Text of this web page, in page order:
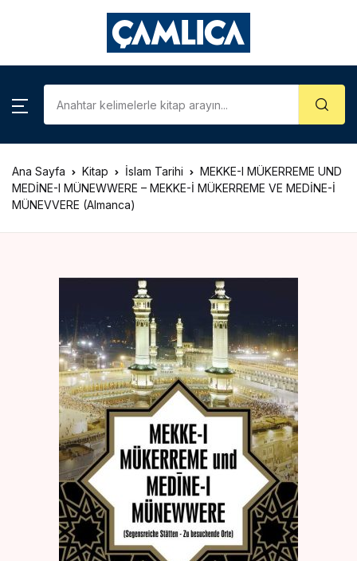
Kategoriler
KATEGORİLER
Araştırma – İnceleme
Çizgi Roman
İslam Tarihi
Kaynak Eserler
Osmanlı Tarihi
Proje – Araştırma
Selçuklu Tarihi
Seyahatname
Account
Password *
Sign In
Create Account
Ana Sayfa Kitap İslam Tarihi
MEKKE-I MÜKERREME UND
MEDİNE-I MÜNEWWERE – MEKKE-İ MÜKERREME VE MEDİNE-İ
MÜNEVVERE (Almanca)